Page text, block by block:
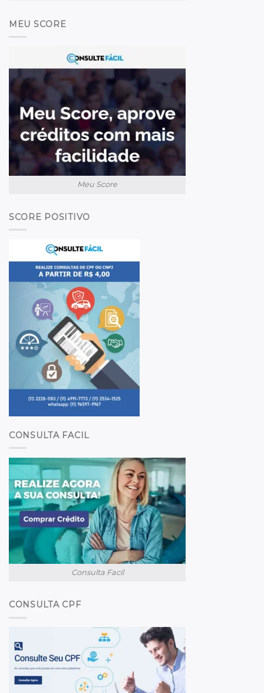
MEU SCORE
Meu Score
SCORE POSITIVO
CONSULTA FACIL
Consulta Facil
CONSULTA CPF